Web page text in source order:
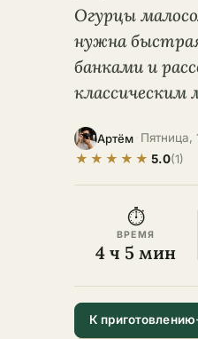
Огурцы
нужна быстрая
банками и
классическим
Артём Пятница,
★ ★ ★ ★ ★ 5.0(1)
⏱
ВРЕМЯ
4 ч 5 мин
К приготовлению